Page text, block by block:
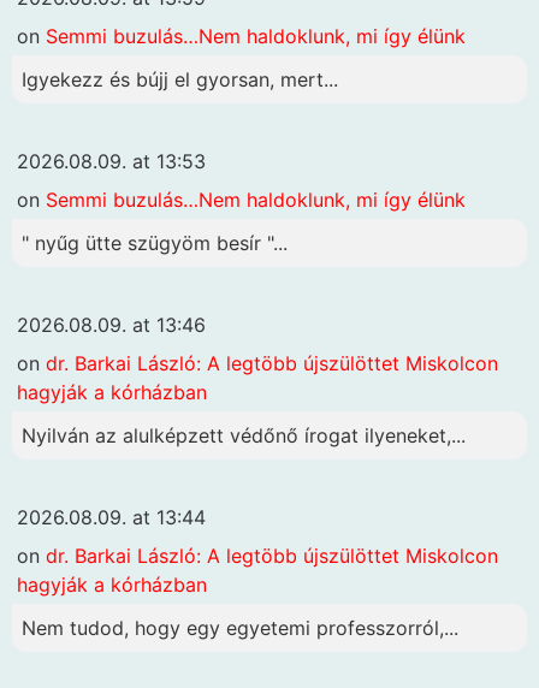
on Semmi buzulás…Nem haldoklunk, mi így élünk
Igyekezz és bújj el gyorsan, mert...
2026.08.09. at 13:53
on Semmi buzulás…Nem haldoklunk, mi így élünk
" nyűg ütte szügyöm besír "...
2026.08.09. at 13:46
on dr. Barkai László: A legtöbb újszülöttet Miskolcon
hagyják a kórházban
Nyilván az alulképzett védőnő írogat ilyeneket,...
2026.08.09. at 13:44
on dr. Barkai László: A legtöbb újszülöttet Miskolcon
hagyják a kórházban
Nem tudod, hogy egy egyetemi professzorról,...